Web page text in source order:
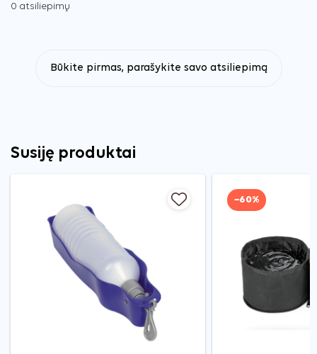
0 atsiliepimų
Būkite pirmas, parašykite savo atsiliepimą
Susiję produktai
−60%